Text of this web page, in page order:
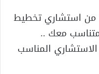
من استشاري تخطيط
معك ..
المناسب